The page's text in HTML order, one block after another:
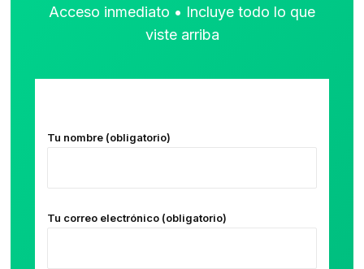
Acceso inmediato • Incluye todo lo que
viste arriba
Tu nombre (obligatorio)
Tu correo electrónico (obligatorio)